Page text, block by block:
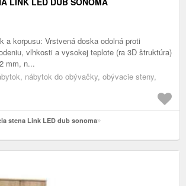
a korpusu: Vrstvená doska odolná proti
vlhkosti a vysokej teplote (ra 3D štruktúra)
mm, n...
nábytok do obývačky, obývacie steny,
stena Link LED dub sonoma